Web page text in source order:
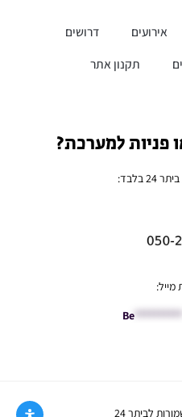
אירועים
דרושים
תקנון אתר
פניות למערכת?
בלבד:
מייל:
Be**********